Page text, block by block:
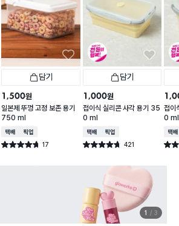
담기
1,500원
일본제 뚜껑 고정 보존 용기
750 ml
택배배송매장픽업
별점 4.7점 17
건 작성
담기
1,000원
접이식 실리콘 사각 용기 35
0 ml
택배배송매장픽업
별점 4.7점 421
건 작성
접이
0 ml
택배
별점
1 3